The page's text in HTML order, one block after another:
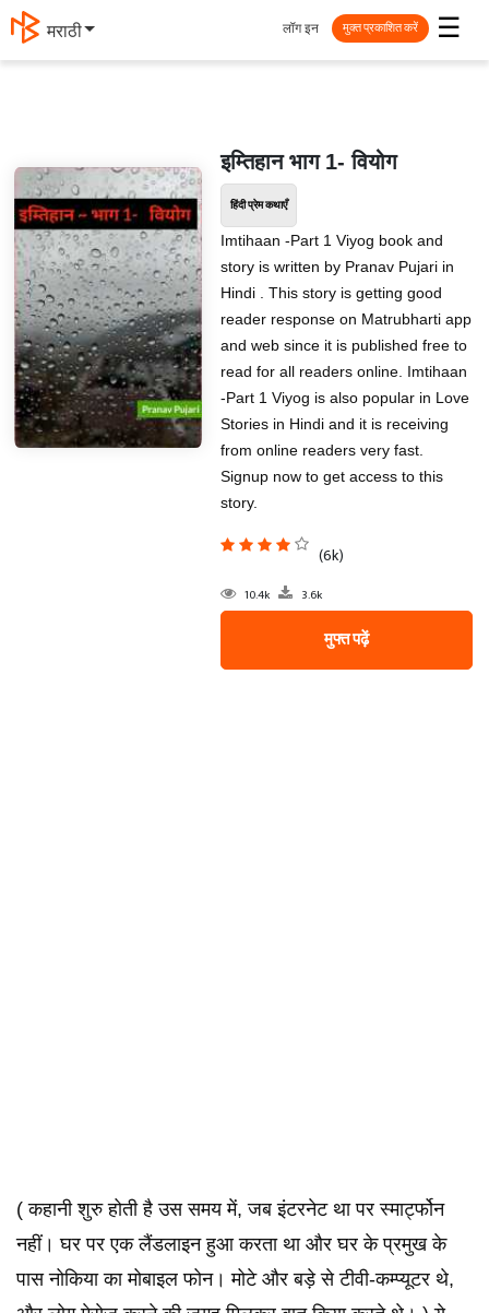
मराठी ☰
लॉग इन मुक्त प्रकाशित करें
इम्तिहान भाग 1- वियोग
हिंदी प्रेम कथाएँ
Imtihaan -Part 1 Viyog book and
story is written by Pranav Pujari in
Hindi . This story is getting good
reader response on Matrubharti app
and web since it is published free to
read for all readers online. Imtihaan
-Part 1 Viyog is also popular in Love
Stories in Hindi and it is receiving
from online readers very fast.
Signup now to get access to this
story.
(6k)
10.4k 3.6k
मुफ्त पढ़ें
( कहानी शुरु होती है उस समय में, जब इंटरनेट था पर स्मार्ट्फोन
नहीं। घर पर एक लैंडलाइन हुआ करता था और घर के प्रमुख के
पास नोकिया का मोबाइल फोन। मोटे और बड़े से टीवी-कम्प्यूटर थे,